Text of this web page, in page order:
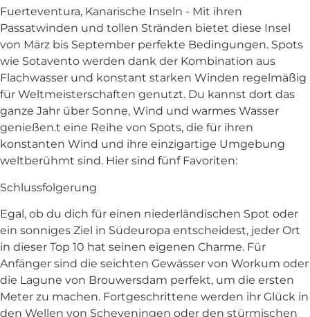
Fuerteventura, Kanarische Inseln - Mit ihren
Passatwinden und tollen Stränden bietet diese Insel
von März bis September perfekte Bedingungen. Spots
wie Sotavento werden dank der Kombination aus
Flachwasser und konstant starken Winden regelmäßig
für Weltmeisterschaften genutzt. Du kannst dort das
ganze Jahr über Sonne, Wind und warmes Wasser
genießen.t eine Reihe von Spots, die für ihren
konstanten Wind und ihre einzigartige Umgebung
weltberühmt sind. Hier sind fünf Favoriten:
Schlussfolgerung
Egal, ob du dich für einen niederländischen Spot oder
ein sonniges Ziel in Südeuropa entscheidest, jeder Ort
in dieser Top 10 hat seinen eigenen Charme. Für
Anfänger sind die seichten Gewässer von Workum oder
die Lagune von Brouwersdam perfekt, um die ersten
Meter zu machen. Fortgeschrittene werden ihr Glück in
den Wellen von Scheveningen oder den stürmischen